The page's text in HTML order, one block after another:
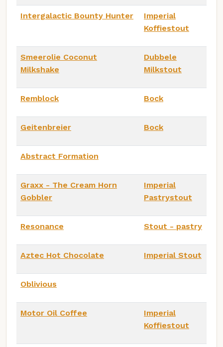
Intergalactic Bounty Hunter
Imperial
Koffiestout
Smeerolie Coconut
Milkshake
Dubbele
Milkstout
Remblock Bock
Geitenbreier Bock
Abstract Formation
Graxx - The Cream Horn
Gobbler
Imperial
Pastrystout
Resonance Stout - pastry
Aztec Hot Chocolate Imperial Stout
Oblivious
Motor Oil Coffee
Imperial
Koffiestout